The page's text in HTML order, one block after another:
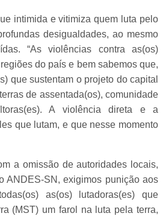
intimida e vitimiza quem luta pelo
desigualdades, ao mesmo
“As violências contra as(os)
do país e bem sabemos que,
que sustentam o projeto do capital
de assentada(os), comunidade
A violência direta e a
que lutam, e que nesse momento
a omissão de autoridades locais,
ANDES-SN, exigimos punição aos
as(os) lutadoras(es) que
(MST) um farol na luta pela terra,